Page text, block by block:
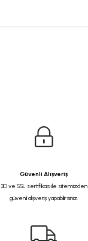
Güvenli Alışveriş
3D ve SSL sertifikası ile sitemizden
güvenli alışveriş yapabilirsiniz.